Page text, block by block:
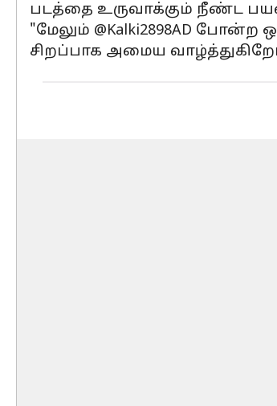
படத்தை உருவாக்கும் நீண்ட
"மேலும் @Kalki2898AD
சிறப்பாக அமைய